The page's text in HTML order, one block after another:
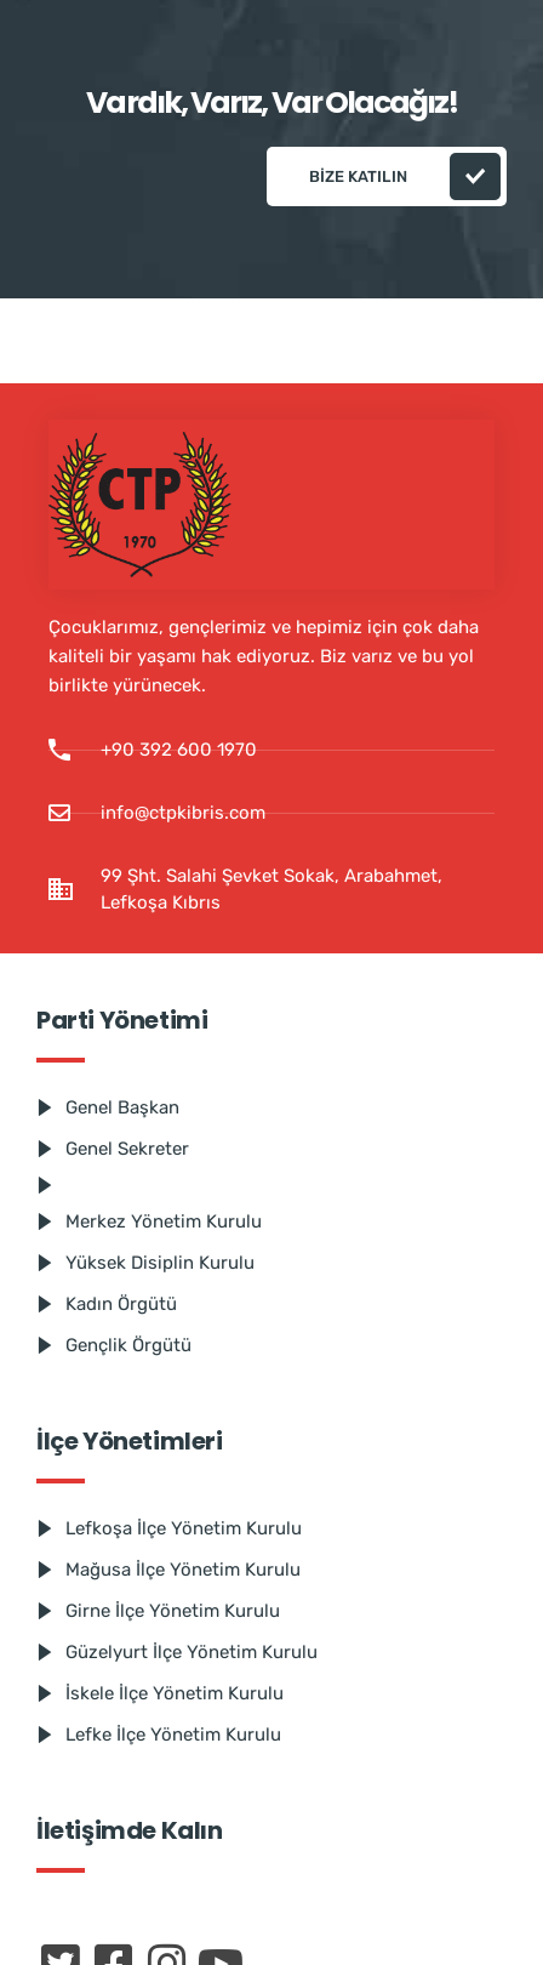
Vardık, Varız, Var Olacağız!
BIZE KATILIN
Çocuklarımız, gençlerimiz ve hepimiz için çok daha
kaliteli bir yaşamı hak ediyoruz. Biz varız ve bu yol
birlikte yürünecek.
+90 392 600 1970
info@ctpkibris.com
99 Şht. Salahi Şevket Sokak, Arabahmet,
Lefkoşa Kıbrıs
Parti Yönetimi
Genel Başkan
Genel Sekreter
Merkez Yönetim Kurulu
Yüksek Disiplin Kurulu
Kadın Örgütü
Gençlik Örgütü
İlçe Yönetimleri
Lefkoşa İlçe Yönetim Kurulu
Mağusa İlçe Yönetim Kurulu
Girne İlçe Yönetim Kurulu
Güzelyurt İlçe Yönetim Kurulu
İskele İlçe Yönetim Kurulu
Lefke İlçe Yönetim Kurulu
İletişimde Kalın